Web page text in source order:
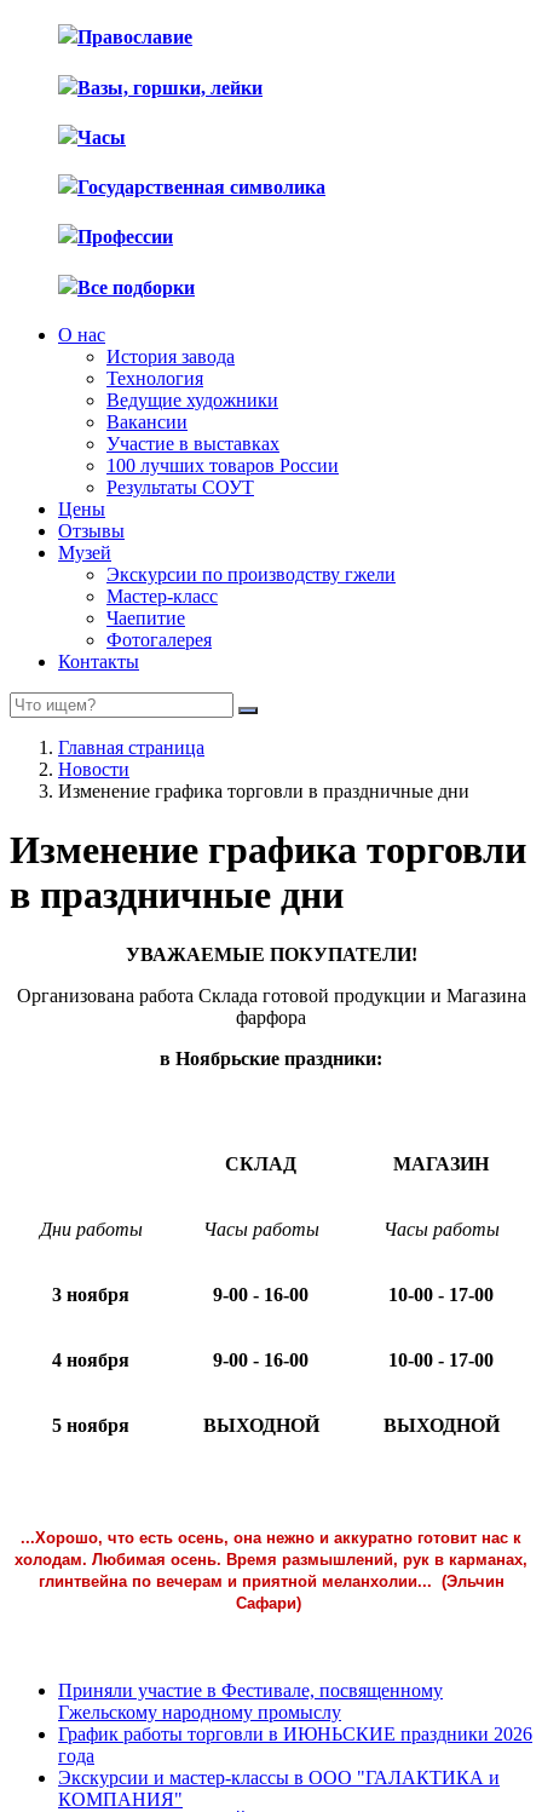
Православие
Вазы, горшки, лейки
Часы
Государственная символика
Профессии
Все подборки
О нас
История завода
Технология
Ведущие художники
Вакансии
Участие в выставках
100 лучших товаров России
Результаты СОУТ
Цены
Отзывы
Музей
Экскурсии по производству гжели
Мастер-класс
Чаепитие
Фотогалерея
Контакты
Главная страница
Новости
Изменение графика торговли в праздничные дни
Изменение графика торговли
в праздничные дни
УВАЖАЕМЫЕ ПОКУПАТЕЛИ!
Организована работа Склада готовой продукции и Магазина
фарфора
в Ноябрьские праздники:
СКЛАД МАГАЗИН
Дни работы Часы работы Часы работы
3 ноября 9-00 - 16-00 10-00 - 17-00
4 ноября 9-00 - 16-00 10-00 - 17-00
5 ноября ВЫХОДНОЙ ВЫХОДНОЙ
...Хорошо, что есть осень, она нежно и аккуратно готовит нас к
холодам. Любимая осень. Время размышлений, рук в карманах,
глинтвейна по вечерам и приятной меланхолии... (Эльчин
Сафари)
Приняли участие в Фестивале, посвященному
Гжельскому народному промыслу
График работы торговли в ИЮНЬСКИЕ праздники 2026
года
Экскурсии и мастер-классы в ООО "ГАЛАКТИКА и
КОМПАНИЯ"